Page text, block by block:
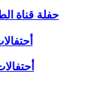
حفلة قناة